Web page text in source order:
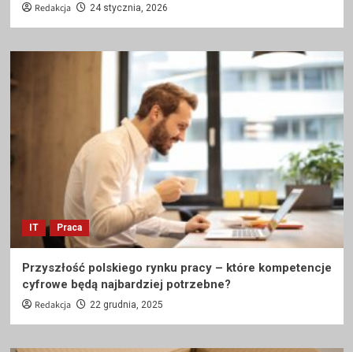
Redakcja 24 stycznia, 2026
IT Praca
Przyszłość polskiego rynku pracy – które kompetencje
cyfrowe będą najbardziej potrzebne?
Redakcja 22 grudnia, 2025